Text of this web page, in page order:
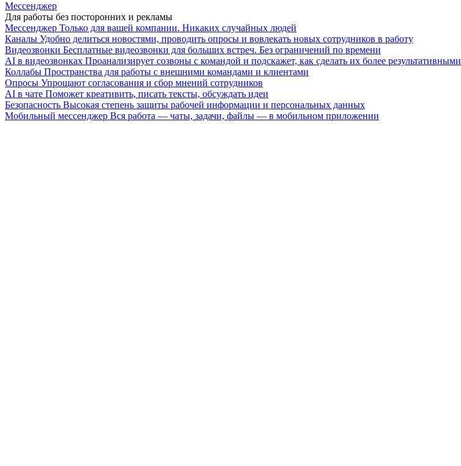
Мессенджер
Для работы без посторонних и рекламы
Мессенджер Только для вашей компании. Никаких случайных людей
Каналы Удобно делиться новостями, проводить опросы и вовлекать новых сотрудников в работу
Видеозвонки Бесплатные видеозвонки для больших встреч. Без ограничений по времени
AI в видеозвонках Проанализирует созвоны с командой и подскажет, как сделать их более результативными
Коллабы Пространства для работы с внешними командами и клиентами
Опросы Упрощают согласования и сбор мнений сотрудников
AI в чате Поможет креативить, писать тексты, обсуждать идеи
Безопасность Высокая степень защиты рабочей информации и персональных данных
Мобильный мессенджер Вся работа — чаты, задачи, файлы — в мобильном приложении